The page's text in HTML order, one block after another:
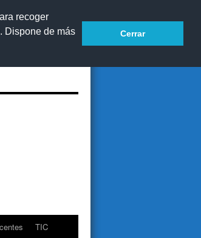
recoger
Dispone de más
Cerrar
Mapa web
TIC